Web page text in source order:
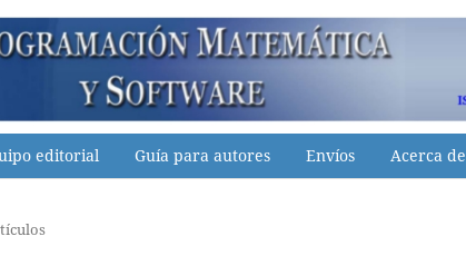
editorial Guía para autores Envíos Acerca de